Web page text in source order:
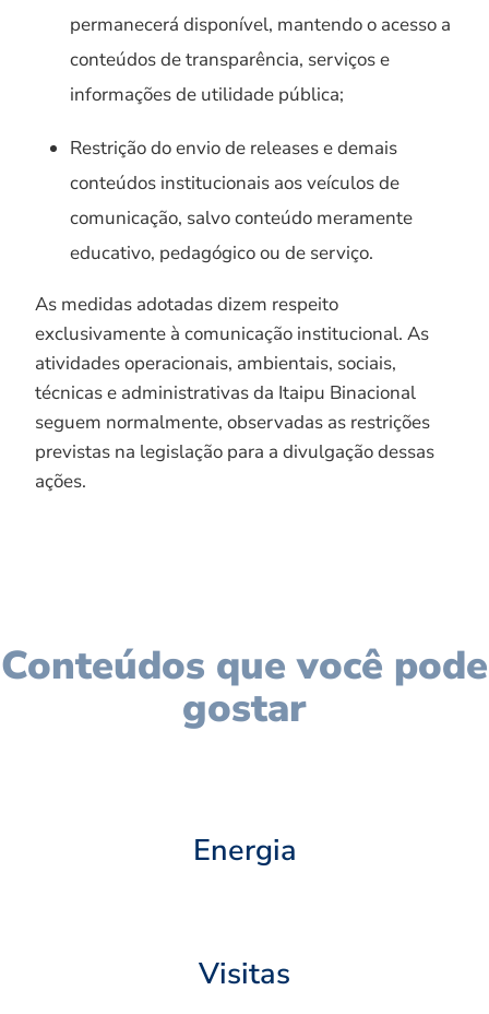
permanecerá disponível, mantendo o acesso a
conteúdos de transparência, serviços e
informações de utilidade pública;
Restrição do envio de releases e demais
conteúdos institucionais aos veículos de
comunicação, salvo conteúdo meramente
educativo, pedagógico ou de serviço.
As medidas adotadas dizem respeito
exclusivamente à comunicação institucional. As
atividades operacionais, ambientais, sociais,
técnicas e administrativas da Itaipu Binacional
seguem normalmente, observadas as restrições
previstas na legislação para a divulgação dessas
ações.
Conteúdos que você pode
gostar
Energia
Visitas